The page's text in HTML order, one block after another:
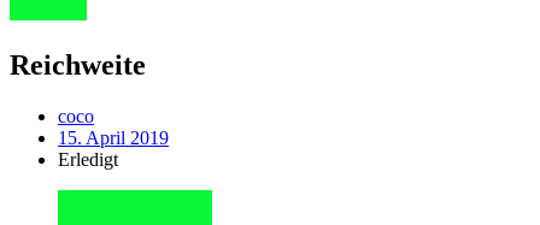
Reichweite
coco
15. April 2019
Erledigt